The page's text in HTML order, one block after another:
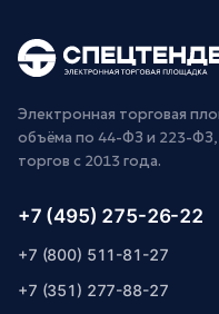
Электронная торговая
объёма по 44-ФЗ и 223-ФЗ,
торгов с 2013 года.
+7 (495) 275-26-22
+7 (800) 511-81-27
+7 (351) 277-88-27